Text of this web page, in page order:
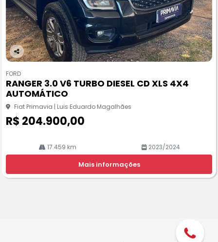
Co
pa
rtil
he
FORD
RANGER 3.0 V6 TURBO DIESEL CD XLS 4X4
AUTOMÁTICO
Fiat Primavia | Luis Eduardo Magalhães
R$ 204.900,00
17.459 km 2023/2024
Mais informações